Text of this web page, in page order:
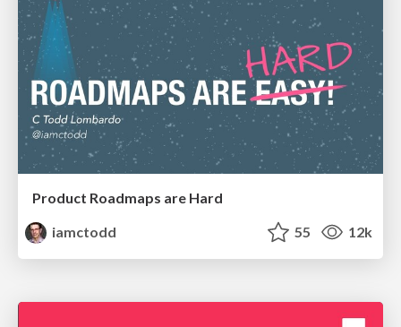
Product Roadmaps are Hard
iamctodd
55 12k